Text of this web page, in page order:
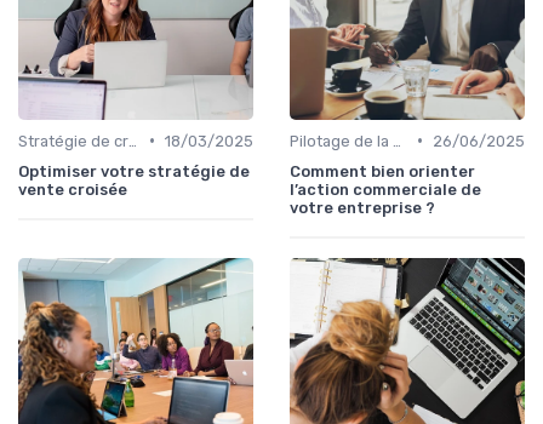
• 18/03/2025
Optimiser votre stratégie de
vente croisée
•
26/06/2025
Comment bien orienter
l’action commerciale de
votre entreprise ?